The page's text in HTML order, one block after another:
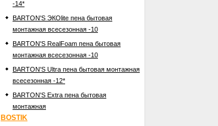
-14*
BARTON'S ЭКОlite пена бытовая
монтажная всесезонная -10
BARTON'S RealFoam пена бытовая
монтажная всесезонная -10
BARTON'S Ultra пена бытовая монтажная
всесезонная -12*
BARTON'S Extra пена бытовая
монтажная
BOSTIK